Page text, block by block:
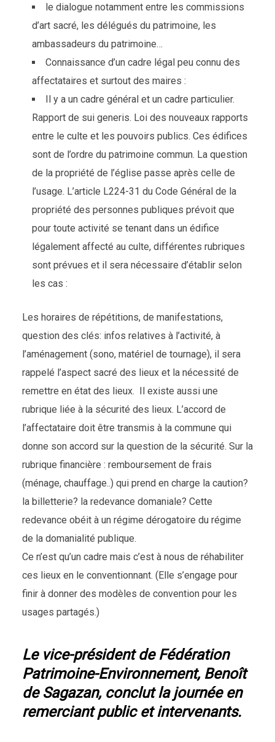
le dialogue notamment entre les commissions
d’art sacré, les délégués du patrimoine, les
ambassadeurs du patrimoine…
Connaissance d’un cadre légal peu connu des
affectataires et surtout des maires :
Il y a un cadre général et un cadre particulier.
Rapport de sui generis. Loi des nouveaux rapports
entre le culte et les pouvoirs publics. Ces édifices
sont de l’ordre du patrimoine commun. La question
de la propriété de l’église passe après celle de
l’usage. L’article L224-31 du Code Général de la
propriété des personnes publiques prévoit que
pour toute activité se tenant dans un édifice
légalement affecté au culte, différentes rubriques
sont prévues et il sera nécessaire d’établir selon
les cas :
Les horaires de répétitions, de manifestations,
question des clés: infos relatives à l’activité, à
l’aménagement (sono, matériel de tournage), il sera
rappelé l’aspect sacré des lieux et la nécessité de
remettre en état des lieux. Il existe aussi une
rubrique liée à la sécurité des lieux. L’accord de
l’affectataire doit être transmis à la commune qui
donne son accord sur la question de la sécurité. Sur la
rubrique financière : remboursement de frais
(ménage, chauffage..) qui prend en charge la caution?
la billetterie? la redevance domaniale? Cette
redevance obéit à un régime dérogatoire du régime
de la domanialité publique.
Ce n’est qu’un cadre mais c’est à nous de réhabiliter
ces lieux en le conventionnant. (Elle s’engage pour
finir à donner des modèles de convention pour les
usages partagés.)
Le vice-président de Fédération
Patrimoine-Environnement, Benoît
de Sagazan, conclut la journée en
remerciant public et intervenants.